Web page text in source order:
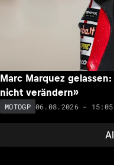
Marc Marquez
nicht verändern»
MOTOGP 06.08.2026 - 15:05